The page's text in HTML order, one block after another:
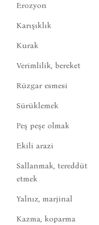
Erozyon
Karışıklık
Kurak
Verimlilik, bereket
Rüzgar esmesi
Sürüklemek
Peş peşe olmak
Ekili arazi
Sallanmak, tereddüt
etmek
Yalnız, marjinal
Kazma, koparma